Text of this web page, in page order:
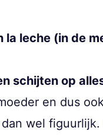
la leche (in de
schijten op
en dus
wel figuurlijk.